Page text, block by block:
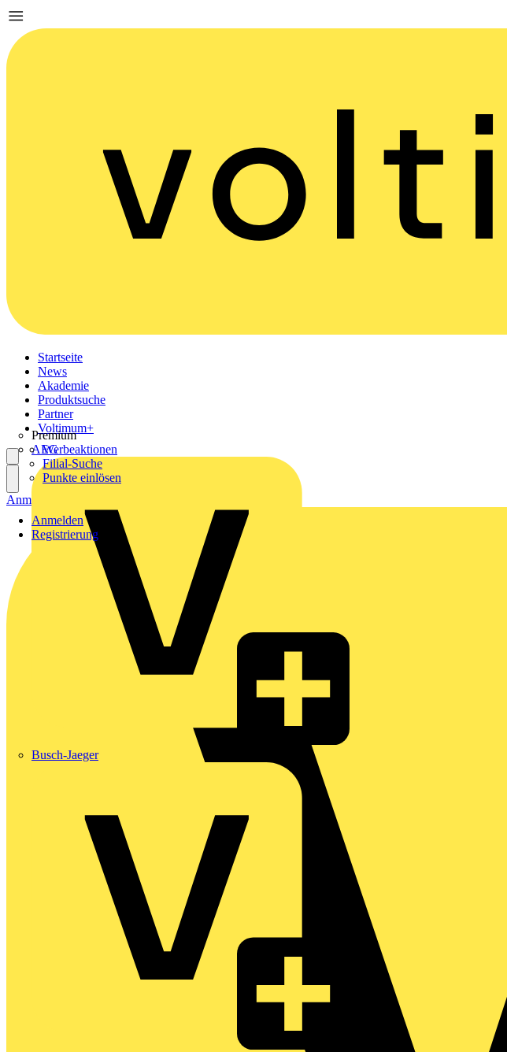
Startseite
News
Akademie
Produktsuche
Partner
Premium
AEG
Busch-Jaeger
Voltimum+
Werbeaktionen
Filial-Suche
Punkte einlösen
Anmelden
Registrierung
Anmelden